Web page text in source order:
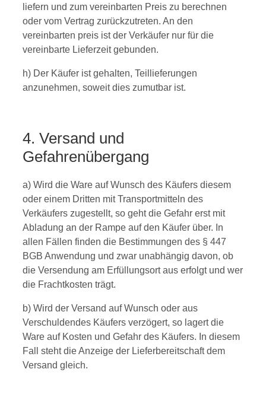
liefern und zum vereinbarten Preis zu berechnen
oder vom Vertrag zurückzutreten. An den
vereinbarten preis ist der Verkäufer nur für die
vereinbarte Lieferzeit gebunden.
h) Der Käufer ist gehalten, Teillieferungen
anzunehmen, soweit dies zumutbar ist.
4. Versand und
Gefahrenübergang
a) Wird die Ware auf Wunsch des Käufers diesem
oder einem Dritten mit Transportmitteln des
Verkäufers zugestellt, so geht die Gefahr erst mit
Abladung an der Rampe auf den Käufer über. In
allen Fällen finden die Bestimmungen des § 447
BGB Anwendung und zwar unabhängig davon, ob
die Versendung am Erfüllungsort aus erfolgt und wer
die Frachtkosten trägt.
b) Wird der Versand auf Wunsch oder aus
Verschuldendes Käufers verzögert, so lagert die
Ware auf Kosten und Gefahr des Käufers. In diesem
Fall steht die Anzeige der Lieferbereitschaft dem
Versand gleich.